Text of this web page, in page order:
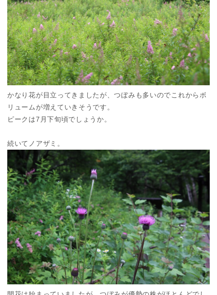
かなり花が目立ってきましたが、つぼみも多いのでこれからボ
リュームが増えていきそうです。
ピークは7月下旬頃でしょうか。
続いてノアザミ。